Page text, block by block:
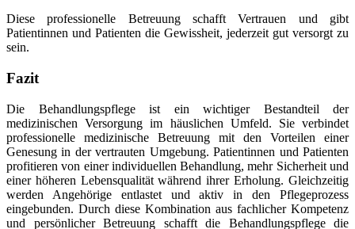
Diese professionelle Betreuung schafft Vertrauen und gibt
Patientinnen und Patienten die Gewissheit, jederzeit gut versorgt zu
sein.
Fazit
Die Behandlungspflege ist ein wichtiger Bestandteil der
medizinischen Versorgung im häuslichen Umfeld. Sie verbindet
professionelle medizinische Betreuung mit den Vorteilen einer
Genesung in der vertrauten Umgebung. Patientinnen und Patienten
profitieren von einer individuellen Behandlung, mehr Sicherheit und
einer höheren Lebensqualität während ihrer Erholung. Gleichzeitig
werden Angehörige entlastet und aktiv in den Pflegeprozess
eingebunden. Durch diese Kombination aus fachlicher Kompetenz
und persönlicher Betreuung schafft die Behandlungspflege die